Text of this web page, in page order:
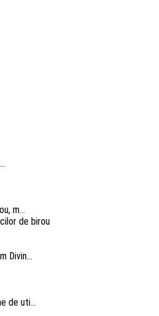
m...
Divin...
de uti...